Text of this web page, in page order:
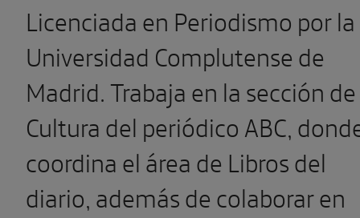
Licenciada en Periodismo por la
Universidad Complutense de
Madrid. Trabaja en la sección de
Cultura del periódico ABC,
coordina el área de Libros del
diario, además de colaborar en